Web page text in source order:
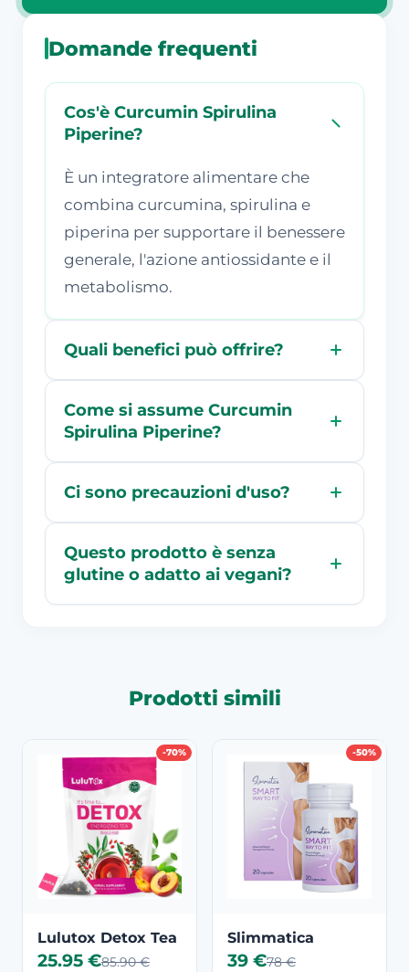
Domande frequenti
Cos'è Curcumin Spirulina
Piperine?
È un integratore alimentare che
combina curcumina, spirulina e
piperina per supportare il benessere
generale, l'azione antiossidante e il
metabolismo.
Quali benefici può offrire?
Come si assume Curcumin
Spirulina Piperine?
Ci sono precauzioni d'uso?
Questo prodotto è senza
glutine o adatto ai vegani?
Prodotti simili
-70%
Lulutox Detox Tea
25.95 €85.90 €
-50%
Slimmatica
39 €78 €